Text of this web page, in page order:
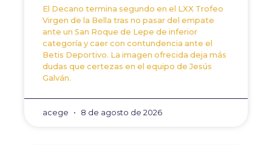
El Decano termina segundo en el LXX Trofeo
Virgen de la Bella tras no pasar del empate
ante un San Roque de Lepe de inferior
categoría y caer con contundencia ante el
Betis Deportivo. La imagen ofrecida deja más
dudas que certezas en el equipo de Jesús
Galván.
acege 8 de agosto de 2026